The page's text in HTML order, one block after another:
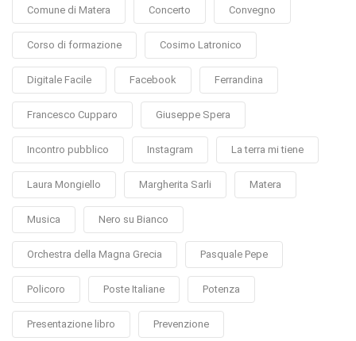
Comune di Matera Concerto Convegno
Corso di formazione Cosimo Latronico
Digitale Facile Facebook Ferrandina
Francesco Cupparo Giuseppe Spera
Incontro pubblico Instagram La terra mi tiene
Laura Mongiello Margherita Sarli Matera
Musica Nero su Bianco
Orchestra della Magna Grecia Pasquale Pepe
Policoro Poste Italiane Potenza
Presentazione libro Prevenzione